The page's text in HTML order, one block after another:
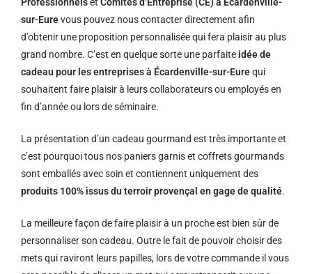
sur-Eurevous pouvez nous contacter directement afin
d’obtenir une proposition personnalisée qui fera plaisir au plus
grand nombre. C’est en quelque sorte une parfaite idée de
cadeau pour les entreprises à Écardenville-sur-Eurequi
souhaitent faire plaisir à leurs collaborateurs ou employés en
fin d’année ou lors de séminaire.
La présentation d’un cadeau gourmand est très importante et
c’est pourquoi tous nos paniers garnis et coffrets gourmands
sont emballés avec soin et contiennent uniquement des
produits 100% issus du terroir provençal en gage de qualité.
La meilleure façon de faire plaisir à un proche est bien sûr de
personnaliser son cadeau. Outre le fait de pouvoir choisir des
mets qui raviront leurs papilles, lors de votre commande il vous